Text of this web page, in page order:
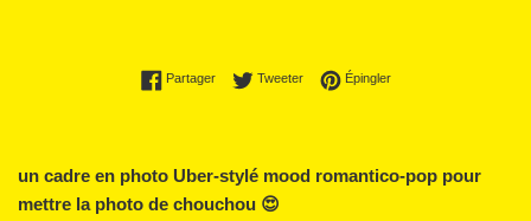
PartagerPartager sur Facebook
TweeterTweeter sur Twitter
ÉpinglerÉpingler sur Pinterest
un cadre en photo Uber-stylé mood romantico-pop pour
mettre la photo de chouchou 😍